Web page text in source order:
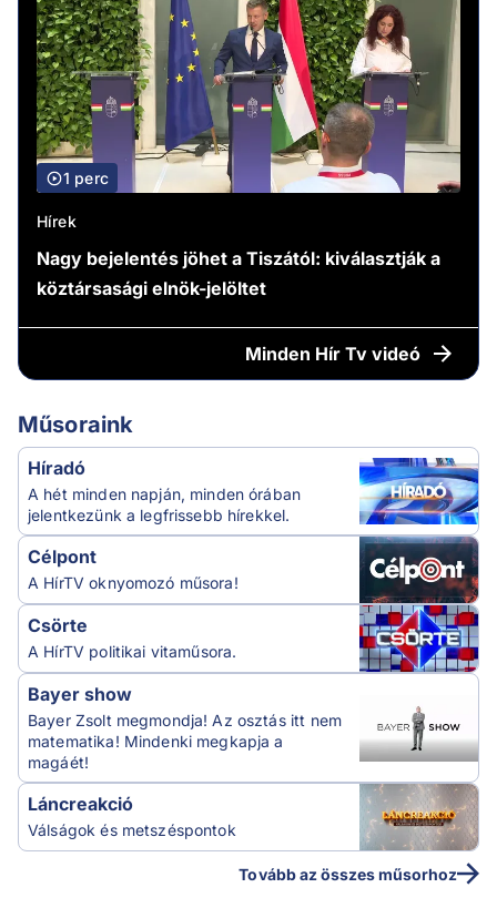
1 perc
Hírek
Nagy bejelentés jöhet a Tiszától: kiválasztják a
köztársasági elnök-jelöltet
Minden Hír Tv videó
Műsoraink
Híradó
A hét minden napján, minden órában
jelentkezünk a legfrissebb hírekkel.
Célpont
A HírTV oknyomozó műsora!
Csörte
A HírTV politikai vitaműsora.
Bayer show
Bayer Zsolt megmondja! Az osztás itt nem
matematika! Mindenki megkapja a
magáét!
Láncreakció
Válságok és metszéspontok
Tovább az összes műsorhoz